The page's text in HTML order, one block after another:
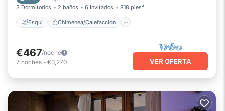
3 Dormitorios 2 baños 6 Invitados 818 pies²
Esquí Chimenea/Calefacción
€467/noche
7 noches - €3,270 VER OFERTA